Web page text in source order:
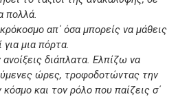
πολλά.
απ΄ όσα μπορείς να μάθεις
για μια πόρτα.
διάπλατα. Ελπίζω να
ώρες, τροφοδοτώντας την
κόσμο και τον ρόλο που παίζεις σ΄